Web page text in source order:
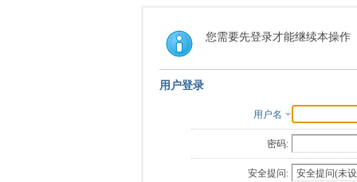
索
您需要先登录才能继续本操作
用户登录
用户名
密码:
安全提问: